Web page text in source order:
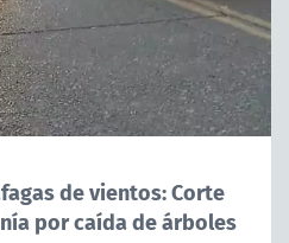
de vientos: Corte
por caída de árboles